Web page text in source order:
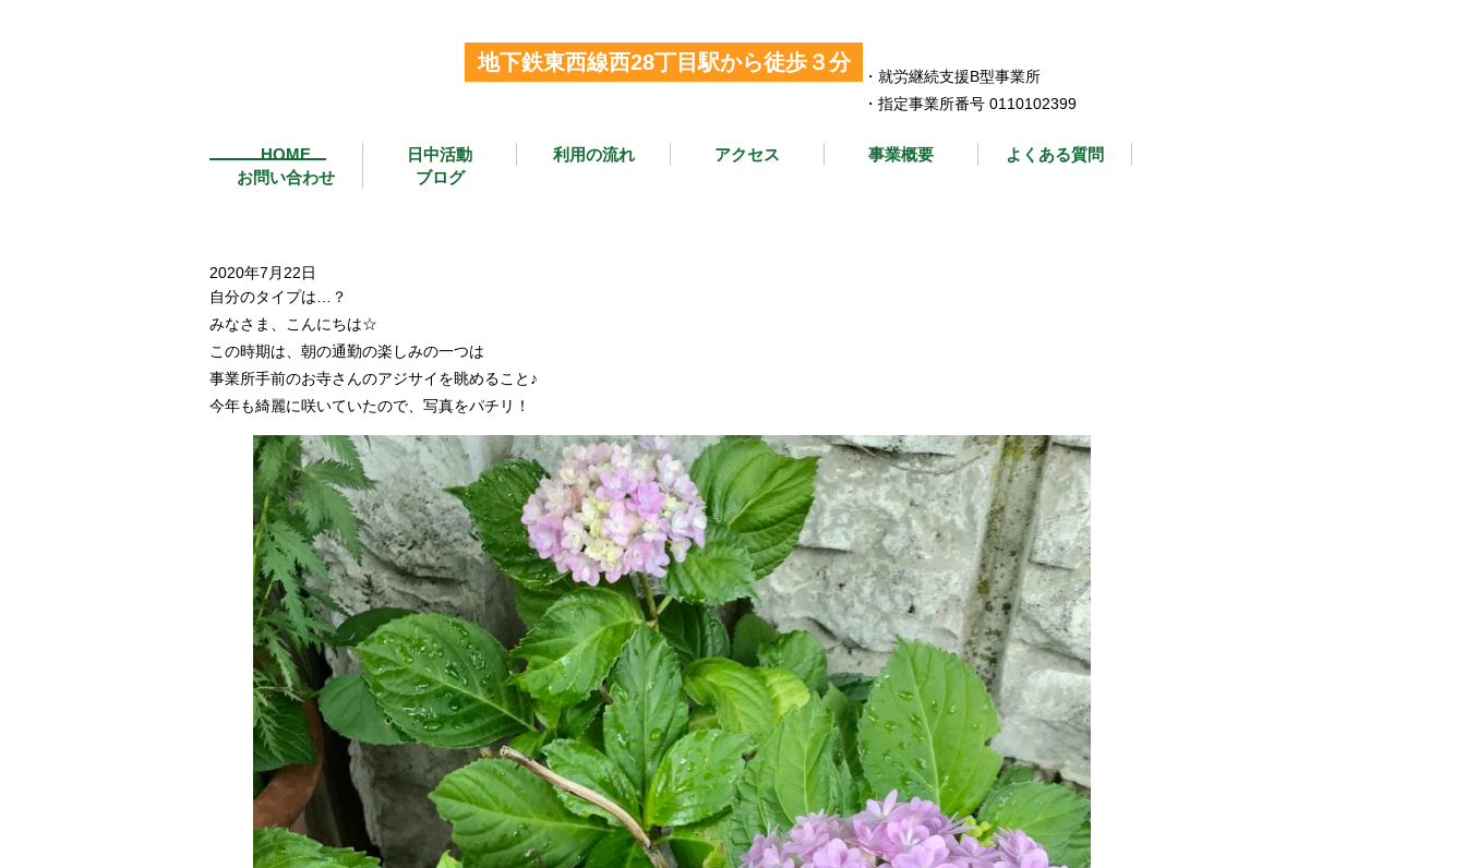
・就労継続支援B型事業所
・指定事業所番号 0110102399
地下鉄東西線西28丁目駅から徒歩３分
HOME 日中活動 利用の流れ アクセス 事業概要
よくある質問
お問い合わせ
ブログ
2020年7月22日
自分のタイプは…？
みなさま、こんにちは☆
この時期は、朝の通勤の楽しみの一つは
事業所手前のお寺さんのアジサイを眺めること♪
今年も綺麗に咲いていたので、写真をパチリ！